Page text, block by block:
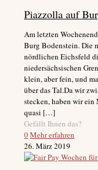
Piazzolla auf
Am letzten
Burg Bodenstein. Die
nördlichen Eichsfeld
niedersächsischen
klein, aber fein, und
über das Tal.Da wir
stecken, haben wir
quasi […]
Gefällt Ihnen das?
0Mehr erfahren
26. März 2019